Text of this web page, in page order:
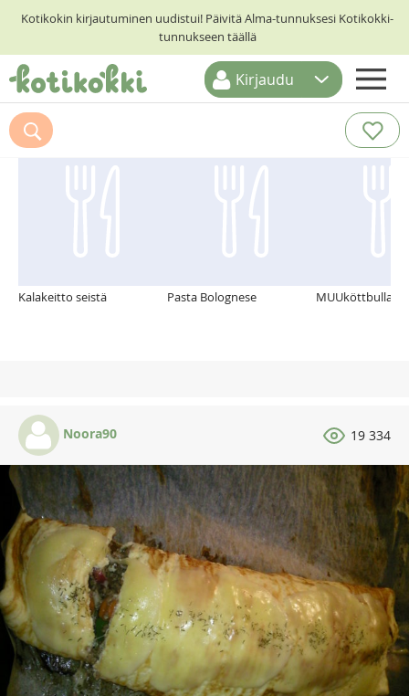
Kotikokin kirjautuminen uudistui! Päivitä Alma-tunnuksesi Kotikokki-
tunnukseen täällä
ETUSIVU
RESEPTIHAKU
Kirjaudu
Suosittelemme myös
Kalakeitto seistä Pasta Bolognese MUUköttbullar
Noora90 19 334